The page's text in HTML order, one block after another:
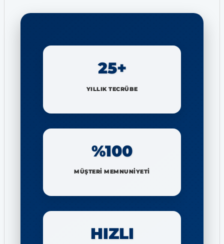
25+
YILLIK TECRÜBE
%100
MÜŞTERİ MEMNUNİYETİ
HIZLI